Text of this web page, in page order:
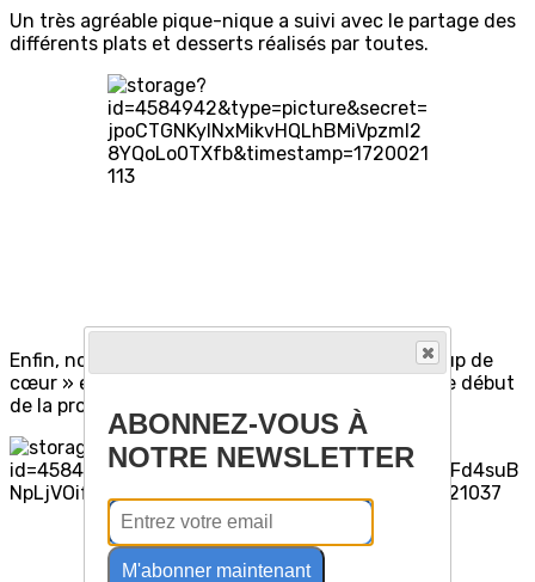
Un très agréable pique-nique a suivi avec le partage des
différents plats et desserts réalisés par toutes.
Enfin, nous avons échangé sur nos derniers « coup de
cœur » et dressé la liste des livres retenus pour le début
de la prochaine saison 2024-2025.
ABONNEZ-VOUS À
NOTRE NEWSLETTER
M'abonner maintenant